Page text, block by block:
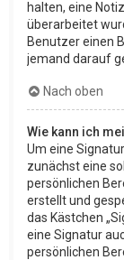
halten, eine
überarbeitet
Benutzer einen
jemand darauf
Nach oben
Wie kann ich
Um eine
zunächst eine
persönlichen
erstellt und
das Kästchen
eine Signatur
persönlichen